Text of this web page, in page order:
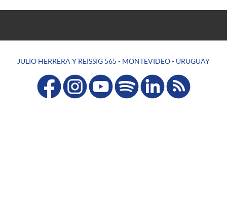
JULIO HERRERA Y REISSIG 565 - MONTEVIDEO - URUGUAY